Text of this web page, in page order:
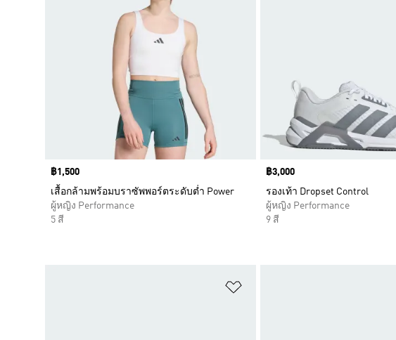
Price
฿1,500
เสื้อกล้ามพร้อมบราซัพพอร์ตระดับต่ำ Power
ผู้หญิง Performance
5 สี
Price
฿3,000
รองเท้า Dropset Control
ผู้หญิง Performance
9 สี